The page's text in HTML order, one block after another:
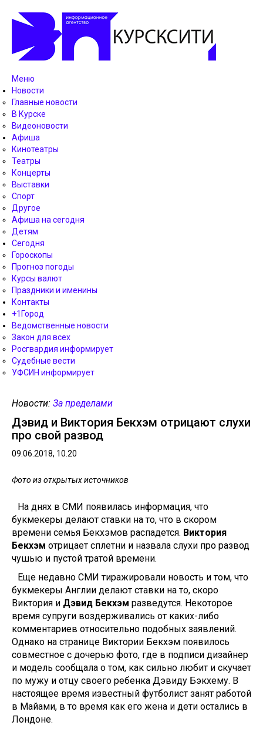
Меню
Новости
Главные новости
В Курске
Видеоновости
Афиша
Кинотеатры
Театры
Концерты
Выставки
Спорт
Другое
Афиша на сегодня
Детям
Сегодня
Гороскопы
Прогноз погоды
Курсы валют
Праздники и именины
Контакты
+1Город
Ведомственные новости
Закон для всех
Росгвардия информирует
Судебные вести
УФСИН информирует
Новости: За пределами
Дэвид и Виктория Бекхэм отрицают слухи
про свой развод
09.06.2018, 10.20
Фото из открытых источников
На днях в СМИ появилась информация, что
букмекеры делают ставки на то, что в скором
времени семья Бекхэмов распадется. Виктория
Бекхэм отрицает сплетни и назвала слухи про развод
чушью и пустой тратой времени.
Еще недавно СМИ тиражировали новость и том, что
букмекеры Англии делают ставки на то, скоро
Виктория и Дэвид Бекхэм разведутся. Некоторое
время супруги воздерживались от каких-либо
комментариев относительно подобных заявлений.
Однако на странице Виктории Бекхэм появилось
совместное с дочерью фото, где в подписи дизайнер
и модель сообщала о том, как сильно любит и скучает
по мужу и отцу своего ребенка Дэвиду Бэкхему. В
настоящее время известный футболист занят работой
в Майами, в то время как его жена и дети остались в
Лондоне.